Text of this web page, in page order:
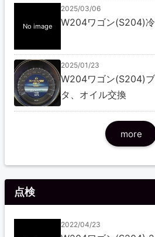
No image
2025/03/06
W204ワゴン(S204)
2025/01/23
W204ワゴン(S204)
タ、オイル交換
more
点検
2022/04/23